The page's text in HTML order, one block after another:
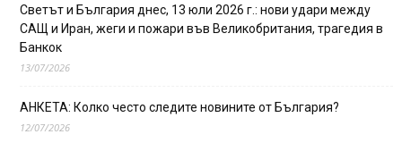
Светът и България днес, 13 юли 2026 г.: нови удари между
САЩ и Иран, жеги и пожари във Великобритания, трагедия в
Банкок
13/07/2026
АНКЕТА: Колко често следите новините от България?
12/07/2026